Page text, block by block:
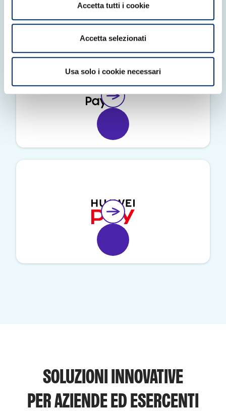
Accetta tutti i cookie
Accetta selezionati
Usa solo i cookie necessari
SOLUZIONI INNOVATIVE
PER AZIENDE ED ESERCENTI